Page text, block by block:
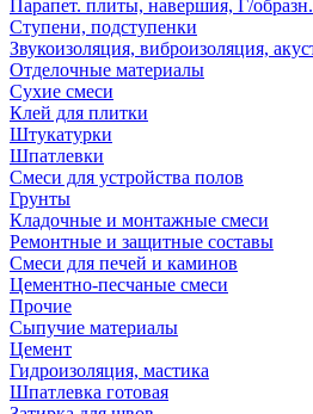
Парапет. плиты, навершия, Г/
Ступени, подступенки
Звукоизоляция, виброизоляция,
Отделочные материалы
Сухие смеси
Клей для плитки
Штукатурки
Шпатлевки
Смеси для устройства полов
Грунты
Кладочные и монтажные смеси
Ремонтные и защитные составы
Смеси для печей и каминов
Цементно-песчаные смеси
Прочие
Сыпучие материалы
Цемент
Гидроизоляция, мастика
Шпатлевка готовая